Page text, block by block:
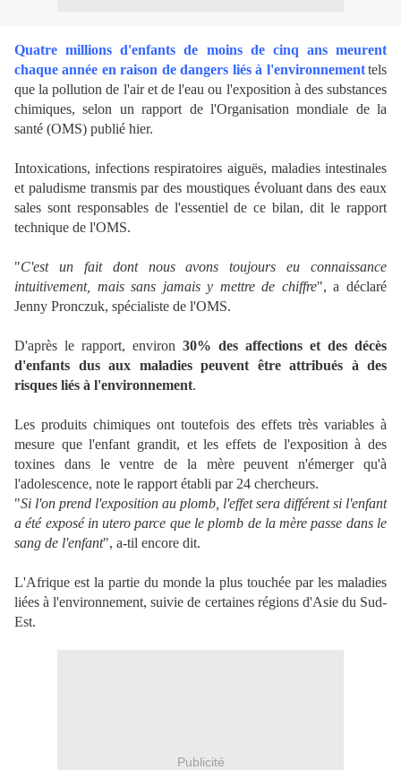
Quatre millions d'enfants de moins de cinq ans meurent
chaque année en raison de dangers liés à l'environnement tels
que la pollution de l'air et de l'eau ou l'exposition à des substances
chimiques, selon un rapport de l'Organisation mondiale de la
santé (OMS) publié hier.
Intoxications, infections respiratoires aiguës, maladies intestinales
et paludisme transmis par des moustiques évoluant dans des eaux
sales sont responsables de l'essentiel de ce bilan, dit le rapport
technique de l'OMS.
"C'est un fait dont nous avons toujours eu connaissance
intuitivement, mais sans jamais y mettre de chiffre", a déclaré
Jenny Pronczuk, spécialiste de l'OMS.
D'après le rapport, environ 30% des affections et des décès
d'enfants dus aux maladies peuvent être attribués à des
risques liés à l'environnement.
Les produits chimiques ont toutefois des effets très variables à
mesure que l'enfant grandit, et les effets de l'exposition à des
toxines dans le ventre de la mère peuvent n'émerger qu'à
l'adolescence, note le rapport établi par 24 chercheurs.
"Si l'on prend l'exposition au plomb, l'effet sera différent si l'enfant
a été exposé in utero parce que le plomb de la mère passe dans le
sang de l'enfant", a-til encore dit.
L'Afrique est la partie du monde la plus touchée par les maladies
liées à l'environnement, suivie de certaines régions d'Asie du Sud-
Est.
Publicité